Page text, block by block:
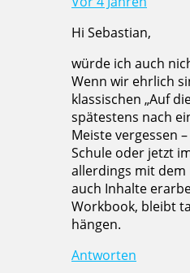
Hi Sebastian,
würde ich auch
Wenn wir ehrlich
klassischen „Auf
spätestens nach
Meiste vergessen
Schule oder jetzt
allerdings mit
auch Inhalte
Workbook, bleibt
hängen.
Antworten